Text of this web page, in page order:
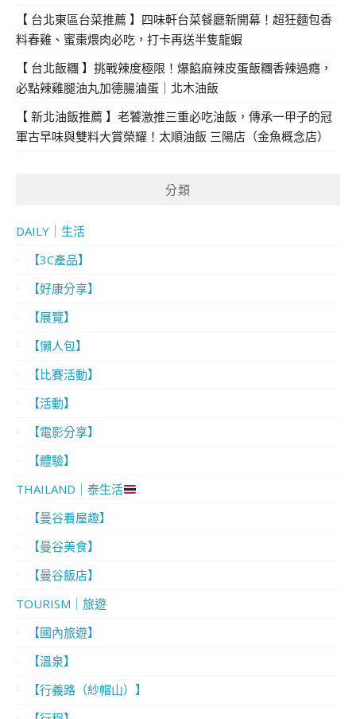
【 台北東區台菜推薦 】四味軒台菜餐廳新開幕！超狂麵包香
料春雞、蜜棗煨肉必吃，打卡再送半隻龍蝦
【 台北飯糰 】挑戰辣度極限！爆餡麻辣皮蛋飯糰香辣過癮，
必點辣雞腿油丸加德腸滷蛋｜北木油飯
【 新北油飯推薦 】老饕激推三重必吃油飯，傳承一甲子的冠
軍古早味與雙料大賞榮耀！太順油飯 三陽店（金魚概念店）
分類
DAILY｜生活
【3C產品】
【好康分享】
【展覽】
【懶人包】
【比賽活動】
【活動】
【電影分享】
【體驗】
THAILAND｜泰生活
【曼谷看屋趣】
【曼谷美食】
【曼谷飯店】
TOURISM｜旅遊
【國內旅遊】
【溫泉】
【行義路（紗帽山）】